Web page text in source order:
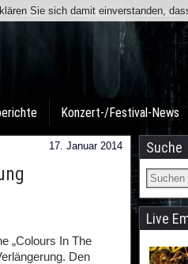
Team Kontakt Facebook
Konzert-/Festival-News
17. Januar 2014
„Colours In The
Den
Suche
Live
Sie sich damit einverstanden,